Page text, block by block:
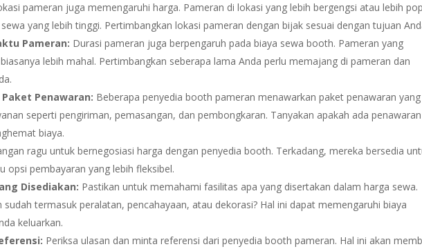
pameran juga memengaruhi harga. Pameran di lokasi yang lebih bergengsi atau lebih
yang lebih tinggi. Pertimbangkan lokasi pameran dengan bijak sesuai dengan tujuan
Pameran: Durasi pameran juga berpengaruh pada biaya sewa booth. Pameran yang
lebih mahal. Pertimbangkan seberapa lama Anda perlu memajang di pameran dan
Penawaran: Beberapa penyedia booth pameran menawarkan paket penawaran yang
seperti pengiriman, pemasangan, dan pembongkaran. Tanyakan apakah ada penawaran
biaya.
ragu untuk bernegosiasi harga dengan penyedia booth. Terkadang, mereka bersedia
opsi pembayaran yang lebih fleksibel.
Disediakan: Pastikan untuk memahami fasilitas apa yang disertakan dalam harga sewa.
termasuk peralatan, pencahayaan, atau dekorasi? Hal ini dapat memengaruhi biaya
keluarkan.
Periksa ulasan dan minta referensi dari penyedia booth pameran. Hal ini akan